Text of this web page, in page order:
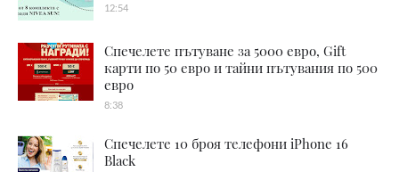
12:54
Спечелете пътуване за 5000 евро, Gift
карти по 50 евро и тайни пътувания по 500
евро
8:38
Спечелете 10 броя телефони iPhone 16
Black